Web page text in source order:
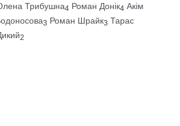
Трибушна4 Роман Донік4 Акім
3 Роман Шрайк3 Тарас
2